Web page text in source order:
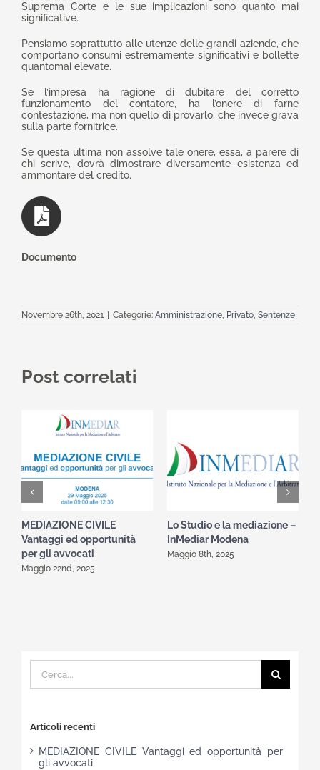
Suprema Corte e le sue implicazioni sono quanto mai
significative.
Pensiamo soprattutto alle utenze delle grandi aziende, che
comportano consumi estremamente significativi e bollette
quantomai elevate.
Se l’impresa ha ragione di dubitare del corretto
funzionamento del contatore, ha l’onere di farne
contestazione, ma non quello di provarlo, che invece grava
sulla parte fornitrice.
Se questa ultima non assolve tale onere, essa, a parere di
chi scrive, dovrà dimostrare diversamente esistenza ed
ammontare del credito.
Documento
Novembre 26th, 2021 Categorie: Amministrazione, Privato, Sentenze
Post correlati
MEDIAZIONE CIVILE
Vantaggi ed opportunità
per gli avvocati
Maggio 22nd, 2025
Lo Studio e la mediazione –
InMediar Modena
Maggio 8th, 2025
per:
Articoli recenti
MEDIAZIONE CIVILE Vantaggi ed opportunità per
gli avvocati